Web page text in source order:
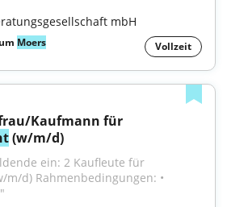
mbH
Moers Vollzeit
(w/m/d)
m/d) Rahmenbedingungen: •